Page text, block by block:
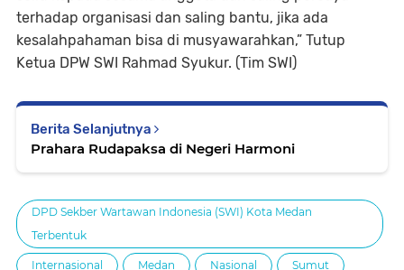
terhadap organisasi dan saling bantu, jika ada
kesalahpahaman bisa di musyawarahkan,” Tutup
Ketua DPW SWI Rahmad Syukur. (Tim SWI)
Berita Selanjutnya
Prahara Rudapaksa di Negeri Harmoni
DPD Sekber Wartawan Indonesia (SWI) Kota Medan
Terbentuk
Internasional Medan Nasional Sumut